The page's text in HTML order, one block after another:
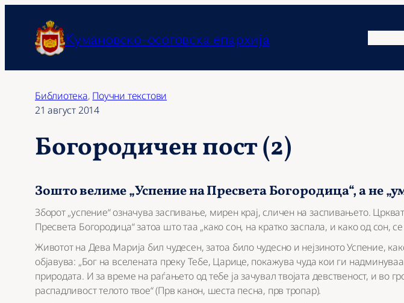
содржината
Кумановско-осоговска епархија
Библиотека, Поучни текстови
21 август 2014
Богородичен пост (2)
Зошто велиме „Успение на Пресвета Богородица“, а не
Зборот „успение“ означува заспивање, мирен крај, сличен на заспивањето.
Пресвета Богородица“ затоа што таа „како сон, на кратко заспала, и како од сон,
Животот на Дева Марија бил чудесен, затоа било чудесно и нејзиното Успение,
објавува: „Бог на вселената преку Тебе, Царице, покажува чуда кои ги
природата. И за време на раѓањето од тебе ја зачувал твојата девственост, и во
распадливост телото твое“ (Прв канон, шеста песна, прв тропар).